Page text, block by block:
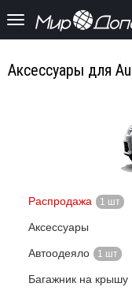
Аксессуары для
Распродажа 1 шт
Аксессуары
Автоодеяло 1 шт
Багажник на крышу